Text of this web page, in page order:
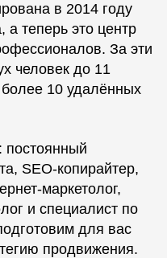
в 2014 году
а теперь это центр
За эти
человек до 11
10 удалённых
постоянный
SEO-копирайтер,
маркетолог,
и специалист по
для вас
продвижения.